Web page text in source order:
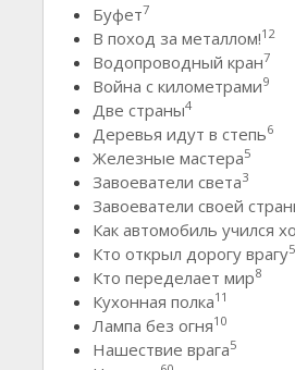
Буфет7
В поход за металлом!12
Водопроводный кран7
Война с километрами9
Две страны4
Деревья идут в степь6
Железные мастера5
Завоеватели света3
Завоеватели своей
Как автомобиль учился
Кто открыл дорогу врагу5
Кто переделает мир8
Кухонная полка11
Лампа без огня10
Нашествие врага5